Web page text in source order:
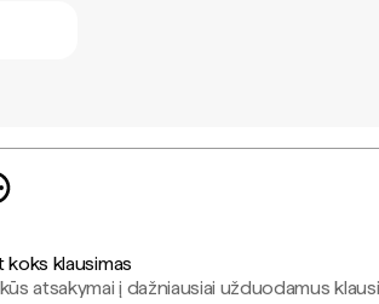
koks klausimas
atsakymai į dažniausiai užduodamus